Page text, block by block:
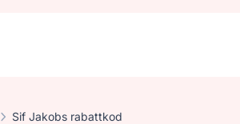
Sif Jakobs rabattkod